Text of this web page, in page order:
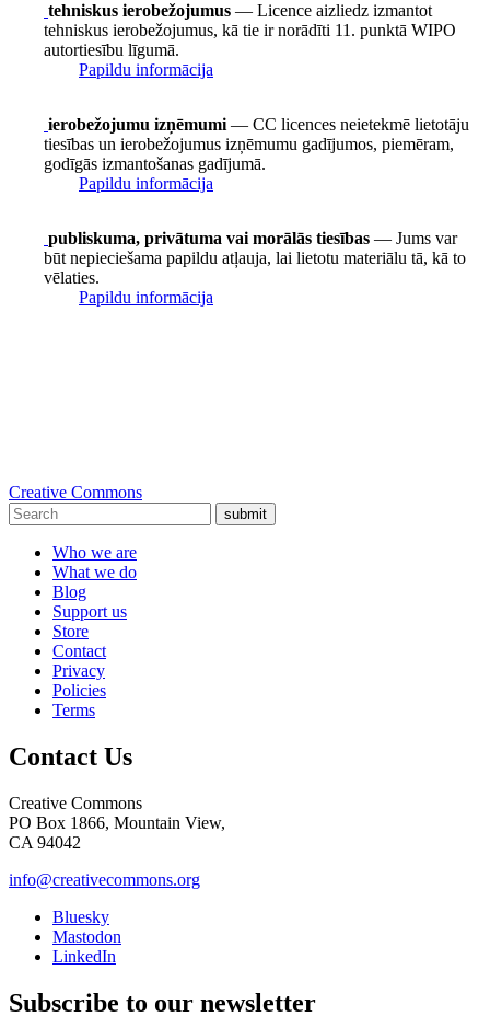
tehniskus ierobežojumus — Licence aizliedz izmantot
tehniskus ierobežojumus, kā tie ir norādīti 11. punktā WIPO
autortiesību līgumā.
Papildu informācija
ierobežojumu izņēmumi — CC licences neietekmē lietotāju
tiesības un ierobežojumus izņēmumu gadījumos, piemēram,
godīgās izmantošanas gadījumā.
Papildu informācija
publiskuma, privātuma vai morālās tiesības — Jums var
būt nepieciešama papildu atļauja, lai lietotu materiālu tā, kā to
vēlaties.
Papildu informācija
Creative Commons
submit
Who we are
What we do
Blog
Support us
Store
Contact
Privacy
Policies
Terms
Contact Us
Creative Commons
PO Box 1866, Mountain View,
CA 94042
info@creativecommons.org
Bluesky
Mastodon
LinkedIn
Subscribe to our newsletter